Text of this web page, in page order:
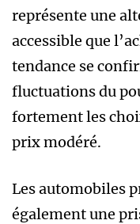
représente une
accessible que
tendance se
fluctuations du
fortement les
prix modéré.
Les automobiles
également une